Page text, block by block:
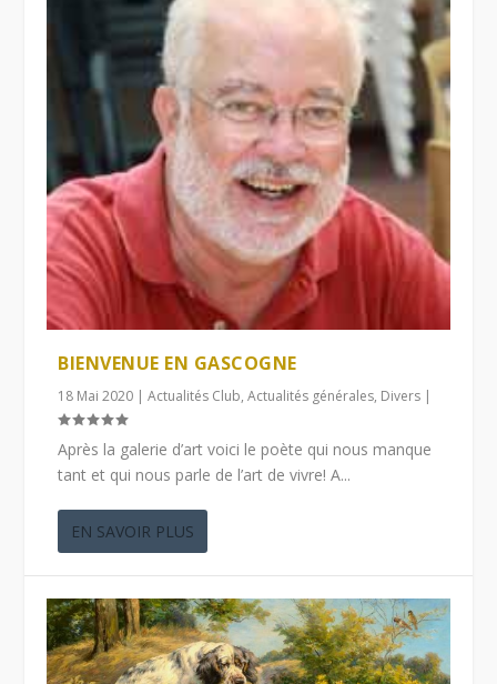
BIENVENUE EN GASCOGNE
18 Mai 2020 |Actualités Club,Actualités générales, Divers |
Après la galerie d’art voici le poète qui nous manque
tant et qui nous parle de l’art de vivre! A...
EN SAVOIR PLUS